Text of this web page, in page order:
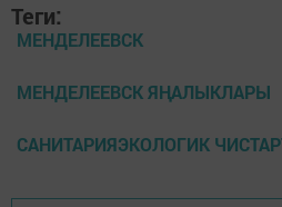
Теги:
МЕНДЕЛЕЕВСК
МЕНДЕЛЕЕВСК ЯҢАЛЫКЛАРЫ
САНИТАРИЯЭКОЛОГИК